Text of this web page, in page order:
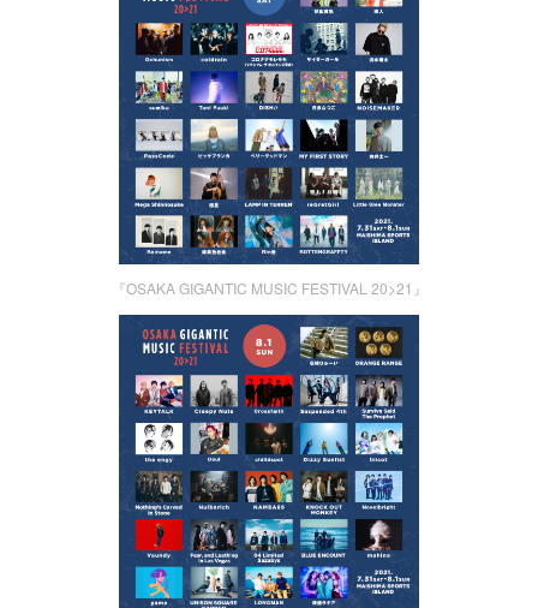
『OSAKA GIGANTIC MUSIC FESTIVAL 20>21』